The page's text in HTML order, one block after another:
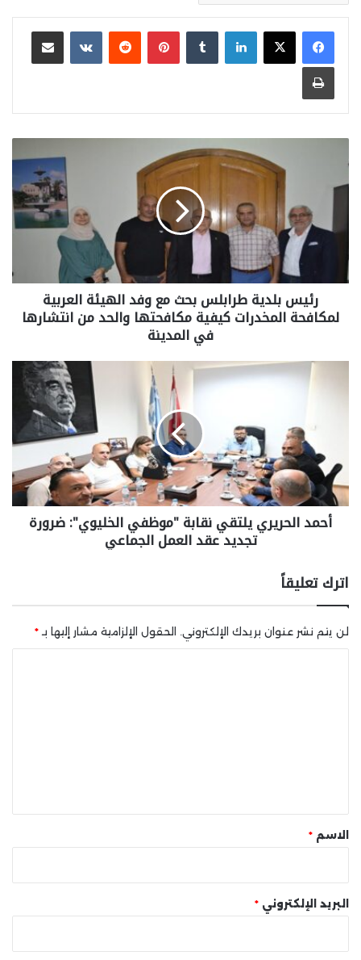
لينكدإن بينتيريست مشاركة عبر البريد
طباعة
رئيس بلدية طرابلس بحث مع وفد الهيئة العربية
لمكافحة المخدرات كيفية مكافحتها والحد من انتشارها
في المدينة
أحمد الحريري يلتقي نقابة "موظفي الخليوي": ضرورة
تجديد عقد العمل الجماعي
اترك تعليقاً
لن يتم نشر عنوان بريدك الإلكتروني. الحقول الإلزامية مشار إليها بـ*
* الاسم *
البريد الإلكتروني *